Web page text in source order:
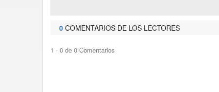
0 COMENTARIOS DE LOS LECTORES
1 - 0 de 0 Comentarios